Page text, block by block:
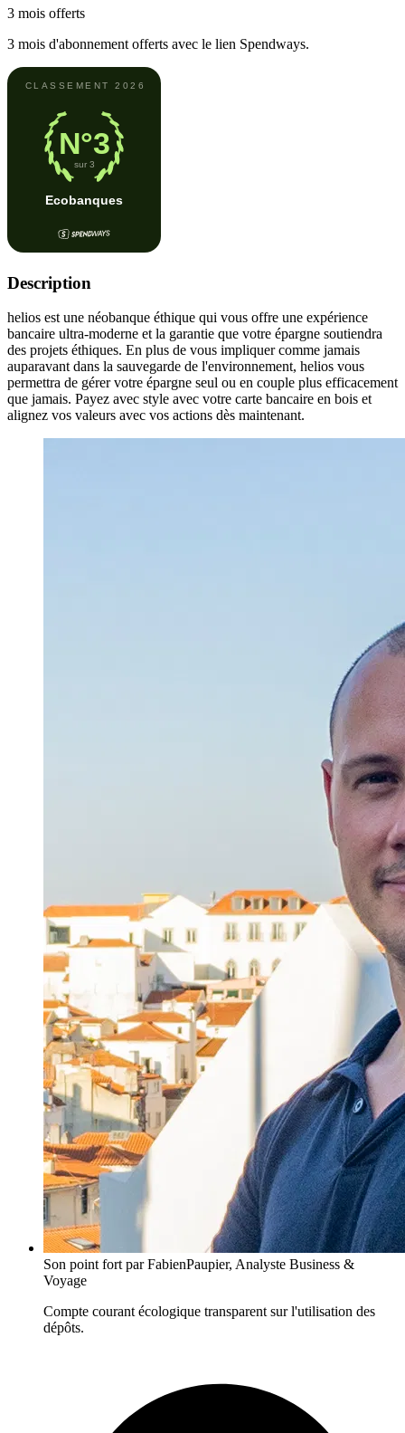
3 mois offerts
3 mois d'abonnement offerts avec le lien Spendways.
Description
helios est une néobanque éthique qui vous offre une expérience
bancaire ultra-moderne et la garantie que votre épargne soutiendra
des projets éthiques. En plus de vous impliquer comme jamais
auparavant dans la sauvegarde de l'environnement, helios vous
permettra de gérer votre épargne seul ou en couple plus efficacement
que jamais. Payez avec style avec votre carte bancaire en bois et
alignez vos valeurs avec vos actions dès maintenant.
Son point fort par FabienPaupier, Analyste Business &
Voyage
Compte courant écologique transparent sur l'utilisation des
dépôts.